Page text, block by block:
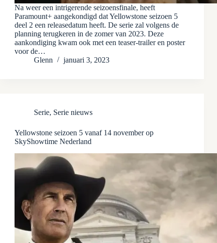
Na weer een intrigerende seizoensfinale, heeft
Paramount+ aangekondigd dat Yellowstone seizoen 5
deel 2 een releasedatum heeft. De serie zal volgens de
planning terugkeren in de zomer van 2023. Deze
aankondiging kwam ook met een teaser-trailer en poster
voor de…
Glenn
januari 3, 2023
Serie, Serie nieuws
Yellowstone seizoen 5 vanaf 14 november op
SkyShowtime Nederland